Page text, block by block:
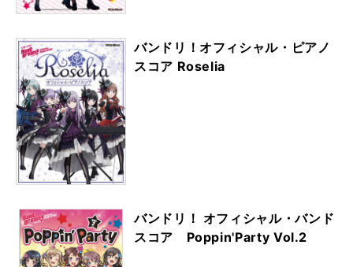
バンドリ！オフィシャル・ピアノ
スコア Roselia
バンドリ！ オフィシャル・バンド
スコア Poppin'Party Vol.2